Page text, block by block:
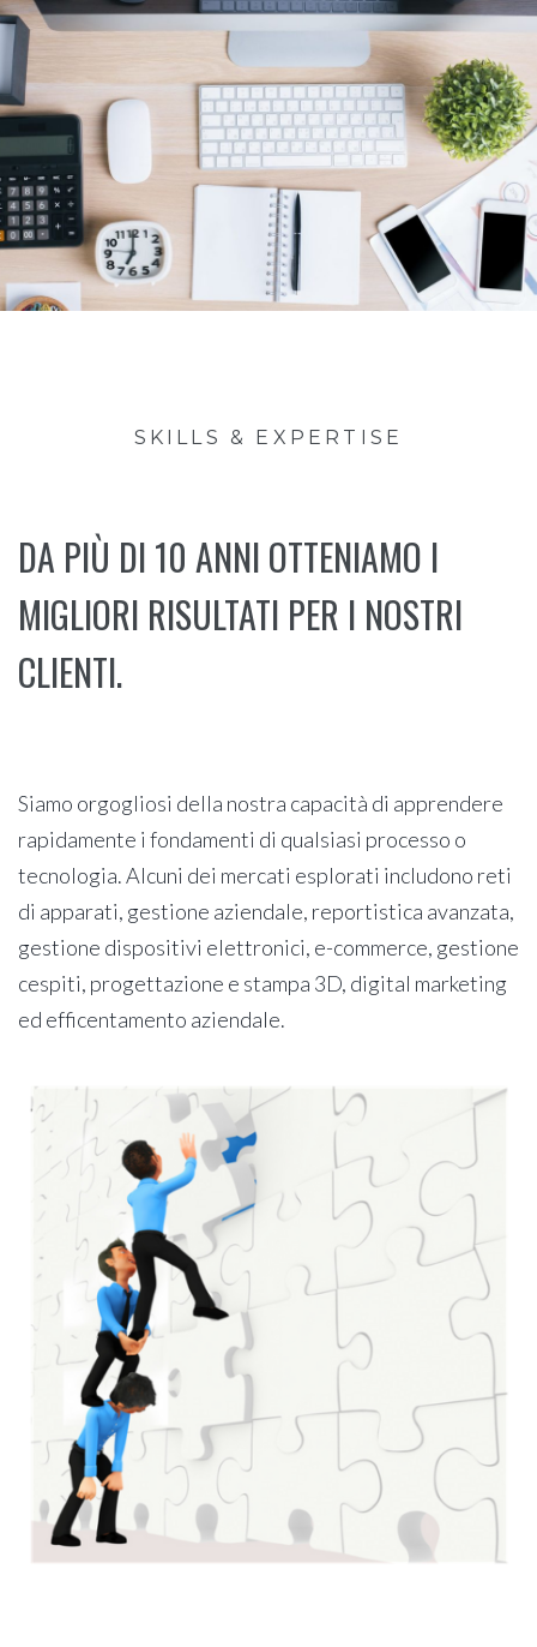
SKILLS & EXPERTISE
DA PIÙ DI 10 ANNI OTTENIAMO I
MIGLIORI RISULTATI PER I NOSTRI
CLIENTI.
Siamo orgogliosi della nostra capacità di apprendere
rapidamente i fondamenti di qualsiasi processo o
tecnologia. Alcuni dei mercati esplorati includono reti
di apparati, gestione aziendale, reportistica avanzata,
gestione dispositivi elettronici, e-commerce, gestione
cespiti, progettazione e stampa 3D, digital marketing
ed efficentamento aziendale.